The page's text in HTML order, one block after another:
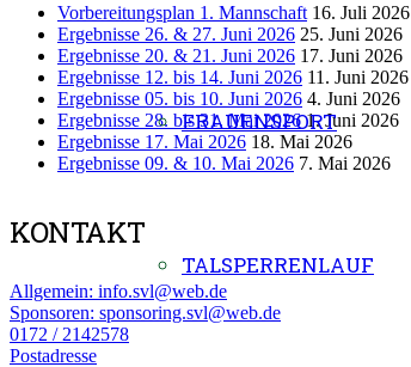
FRAUENSPORT
TALSPERRENLAUF
Vorbereitungsplan 1. Mannschaft 16. Juli 2026
Ergebnisse 26. & 27. Juni 2026 25. Juni 2026
Ergebnisse 20. & 21. Juni 2026 17. Juni 2026
Ergebnisse 12. bis 14. Juni 2026 11. Juni 2026
Ergebnisse 05. bis 10. Juni 2026 4. Juni 2026
Ergebnisse 28. bis 31. Mai 2026 1. Juni 2026
Ergebnisse 17. Mai 2026 18. Mai 2026
Ergebnisse 09. & 10. Mai 2026 7. Mai 2026
KONTAKT
Allgemein: info.svl@web.de
Sponsoren: sponsoring.svl@web.de
0172 / 2142578
Postadresse